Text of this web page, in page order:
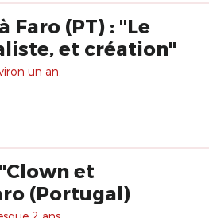
Faro (PT) : "Le
et création"
un an.
et
(Portugal)